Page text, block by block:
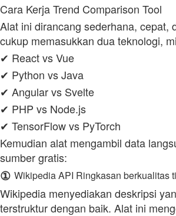
Cara Kerja Trend Comparison Tool
Alat ini dirancang sederhana, cepat,
cukup memasukkan dua teknologi,
✔ React vs Vue
✔ Python vs Java
✔ Angular vs Svelte
✔ PHP vs Node.js
✔ TensorFlow vs PyTorch
Kemudian alat mengambil data
sumber gratis:
① Wikipedia API Ringkasan berkualitas
Wikipedia menyediakan deskripsi
terstruktur dengan baik. Alat ini